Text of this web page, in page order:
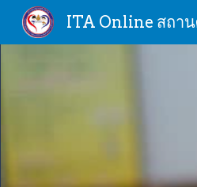
ITA Online สถา